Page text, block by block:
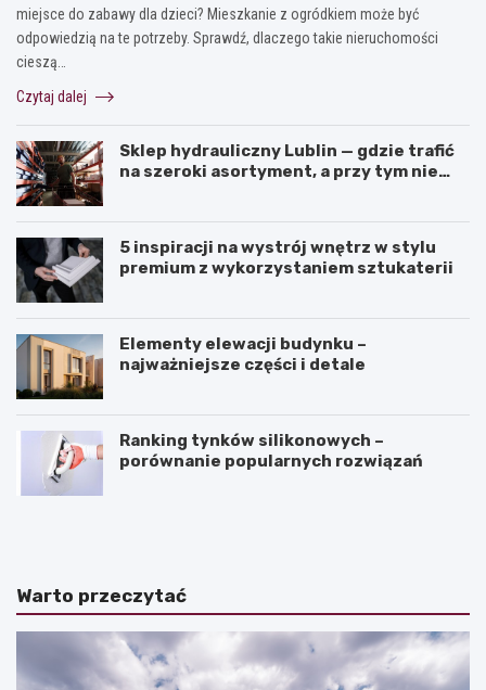
miejsce do zabawy dla dzieci? Mieszkanie z ogródkiem może być
odpowiedzią na te potrzeby. Sprawdź, dlaczego takie nieruchomości
cieszą…
Czytaj dalej
Sklep hydrauliczny Lublin — gdzie trafić
na szeroki asortyment, a przy tym nie
5 inspiracji na wystrój wnętrz w stylu
premium z wykorzystaniem sztukaterii
Elementy elewacji budynku –
najważniejsze części i detale
Ranking tynków silikonowych –
porównanie popularnych rozwiązań
J
k
o
ń
z
K
c
h
y
e
Warto przeczytać